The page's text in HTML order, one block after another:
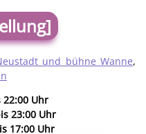
und bühne Wanne,
22:00 Uhr
23:00 Uhr
17:00 Uhr